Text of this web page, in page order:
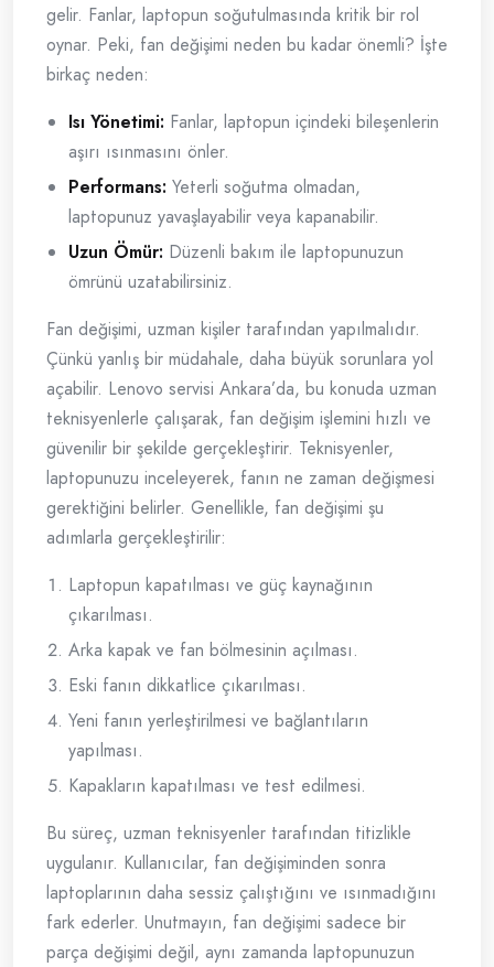
gelir. Fanlar, laptopun soğutulmasında kritik bir rol
oynar. Peki, fan değişimi neden bu kadar önemli? İşte
birkaç neden:
Isı Yönetimi: Fanlar, laptopun içindeki bileşenlerin
aşırı ısınmasını önler.
Performans: Yeterli soğutma olmadan,
laptopunuz yavaşlayabilir veya kapanabilir.
Uzun Ömür: Düzenli bakım ile laptopunuzun
ömrünü uzatabilirsiniz.
Fan değişimi, uzman kişiler tarafından yapılmalıdır.
Çünkü yanlış bir müdahale, daha büyük sorunlara yol
açabilir. Lenovo servisi Ankara’da, bu konuda uzman
teknisyenlerle çalışarak, fan değişim işlemini hızlı ve
güvenilir bir şekilde gerçekleştirir. Teknisyenler,
laptopunuzu inceleyerek, fanın ne zaman değişmesi
gerektiğini belirler. Genellikle, fan değişimi şu
adımlarla gerçekleştirilir:
Laptopun kapatılması ve güç kaynağının
çıkarılması.
Arka kapak ve fan bölmesinin açılması.
Eski fanın dikkatlice çıkarılması.
Yeni fanın yerleştirilmesi ve bağlantıların
yapılması.
Kapakların kapatılması ve test edilmesi.
Bu süreç, uzman teknisyenler tarafından titizlikle
uygulanır. Kullanıcılar, fan değişiminden sonra
laptoplarının daha sessiz çalıştığını ve ısınmadığını
fark ederler. Unutmayın, fan değişimi sadece bir
parça değişimi değil, aynı zamanda laptopunuzun